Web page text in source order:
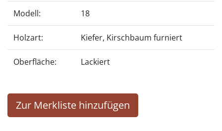
Modell: 18
Holzart: Kiefer, Kirschbaum furniert
Oberfläche: Lackiert
Zur Merkliste hinzufügen